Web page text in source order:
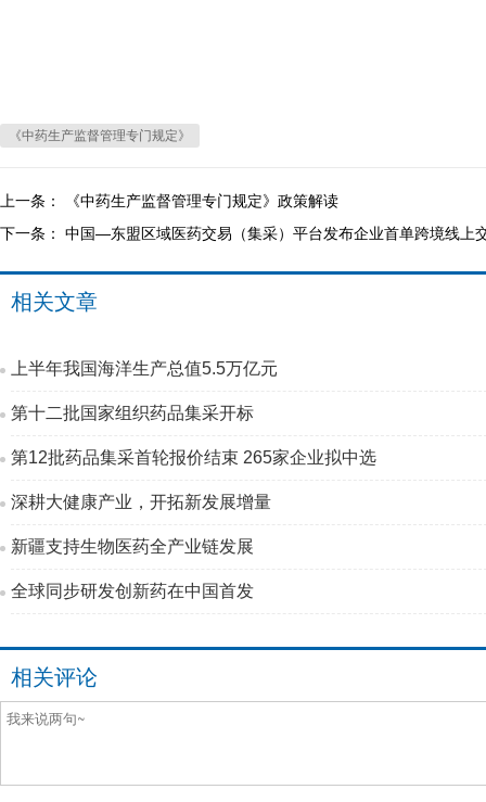
《中药生产监督管理专门规定》
上一条：
《中药生产监督管理专门规定》政策解读
下一条： 中国—东盟区域医药交‍易（集采）平台发布企业首单跨境线上
相关文章
上半年我国海洋生产总值5.5万亿元
第十二批国家组织药品集采开标
第12批药品集采首轮报价结束 265家企业拟中选
深耕大健康产业，开拓新发展增量
新疆支持生物医药全产业链发展
全球同步研发创新药在中国首发
相关评论